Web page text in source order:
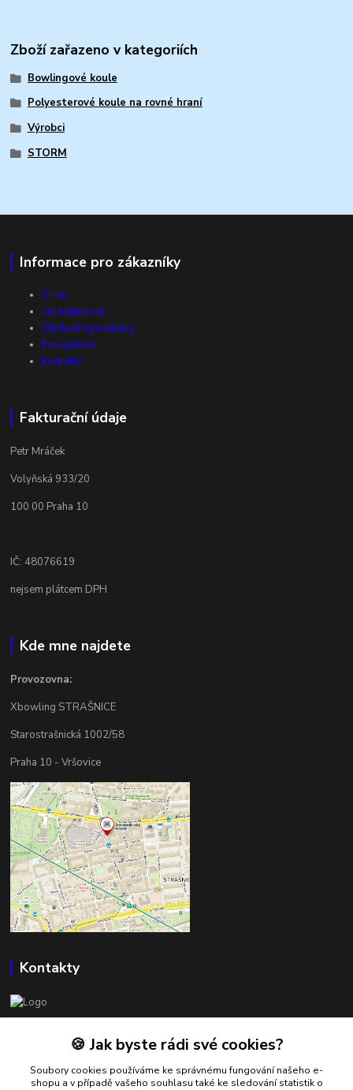
Zboží zařazeno v kategoriích
Bowlingové koule
Polyesterové koule na rovné hraní
Výrobci
STORM
Informace pro zákazníky
O nás
Jak nakupovat
Obchodní podmínky
Fotogalerie
Kontakty
Fakturační údaje
Petr Mráček
Volyňská 933/20
100 00 Praha 10
IČ: 48076619
nejsem plátcem DPH
Kde mne najdete
Provozovna:
Xbowling STRAŠNICE
Starostrašnická 1002/58
Praha 10 - Vršovice
Kontakty
Petr Mráček
+420 602 549 946
🍪 Jak byste rádi své cookies?
Soubory cookies používáme ke správnému fungování našeho e-
shopu a v případě vašeho souhlasu také ke sledování statistik o